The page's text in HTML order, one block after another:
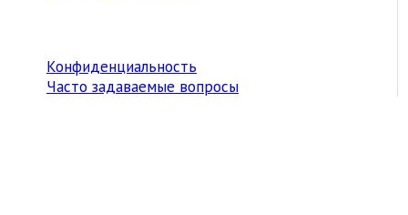
Конфиденциальность
Часто задаваемые вопросы